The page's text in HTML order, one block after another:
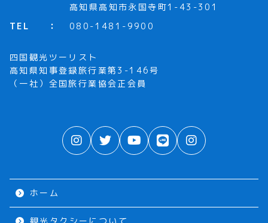
高知県高知市永国寺町1-43-301
TEL
080-1481-9900
四国観光ツーリスト
高知県知事登録旅行業第3-146号
（一社）全国旅行業協会正会員
ホーム